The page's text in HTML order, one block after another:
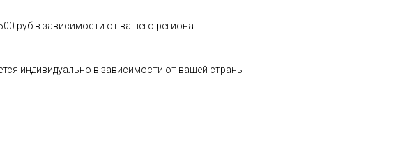
руб в зависимости от вашего региона
индивидуально в зависимости от вашей страны